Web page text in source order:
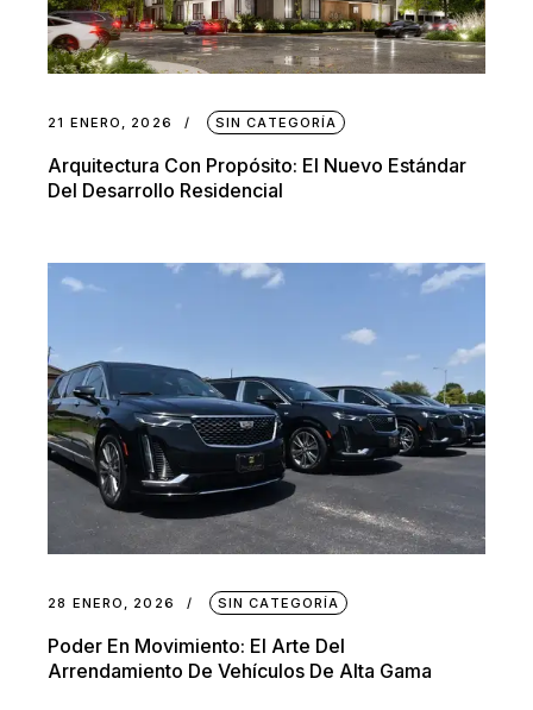
21 ENERO, 2026 SIN CATEGORÍA
Arquitectura Con Propósito: El Nuevo Estándar
Del Desarrollo Residencial
28 ENERO, 2026 SIN CATEGORÍA
Poder En Movimiento: El Arte Del
Arrendamiento De Vehículos De Alta Gama